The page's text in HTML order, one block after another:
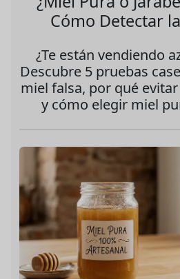
Cómo Detectar
¿Te están vendiendo
Descubre 5 pruebas
miel falsa, por qué
y cómo elegir miel